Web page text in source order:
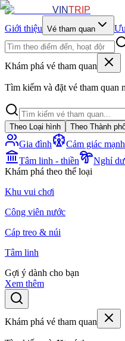
VINTRIP
Giới thiệu Vé tham quan
Khám phá vé tham quan
Tìm kiếm và đặt vé tham quan
Theo Loại hình Theo Thành
Gia đình Cảm giác mạnh
Tâm linh - thiền
Nghỉ
Khám phá theo thể loại
Khu vui chơi
Công viên nước
Cáp treo & núi
Tâm linh
Gợi ý dành cho bạn
Xem thêm
Khám phá vé tham quan